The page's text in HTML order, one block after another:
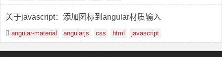
关于javascript：添加图标到angular材质输入
angular-material angularjs css html javascript